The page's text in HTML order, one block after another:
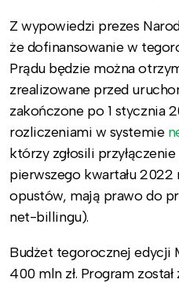
Z wypowiedzi prezes
że dofinansowanie w
Prądu będzie można
zrealizowane przed
zakończone po 1 stycznia
rozliczeniami w systemie
którzy zgłosili
pierwszego kwartału 2022
opustów, mają prawo do
net-billingu).
Budżet tegorocznej edycji
400 mln zł. Program